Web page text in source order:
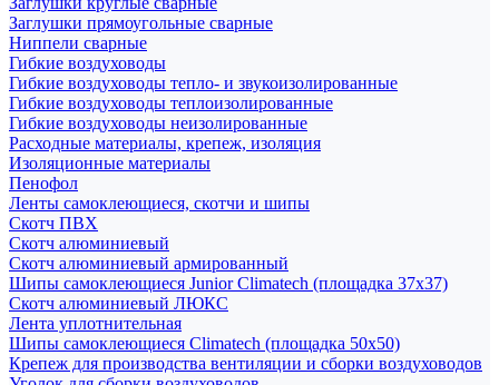
Заглушки прямоугольные сварные
Ниппели сварные
Гибкие воздуховоды
Гибкие воздуховоды тепло- и звукоизолированные
Гибкие воздуховоды теплоизолированные
Гибкие воздуховоды неизолированные
Расходные материалы, крепеж, изоляция
Изоляционные материалы
Пенофол
Ленты самоклеющиеся, скотчи и шипы
Скотч ПВХ
Скотч алюминиевый
Скотч алюминиевый армированный
Шипы самоклеющиеся Junior Climatech (площадка 37х37)
Скотч алюминиевый ЛЮКС
Лента уплотнительная
Шипы самоклеющиеся Climatech (площадка 50х50)
Крепеж для производства вентиляции и сборки воздуховодов